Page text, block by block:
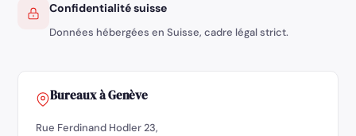
Confidentialité suisse
Données hébergées en Suisse, cadre légal strict.
Bureaux à Genève
Rue Ferdinand Hodler 23,